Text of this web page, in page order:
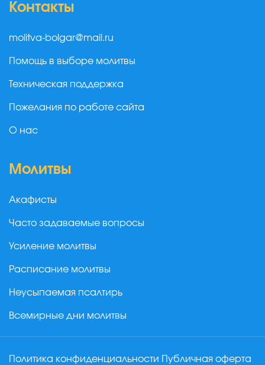
Контакты
molitva-bolgar@mail.ru
Помощь в выборе молитвы
Техническая поддержка
Пожелания по работе сайта
О нас
Молитвы
Акафисты
Часто задаваемые вопросы
Усиление молитвы
Расписание молитвы
Неусыпаемая псалтирь
Всемирные дни молитвы
Политика конфиденциальности Публичная оферта